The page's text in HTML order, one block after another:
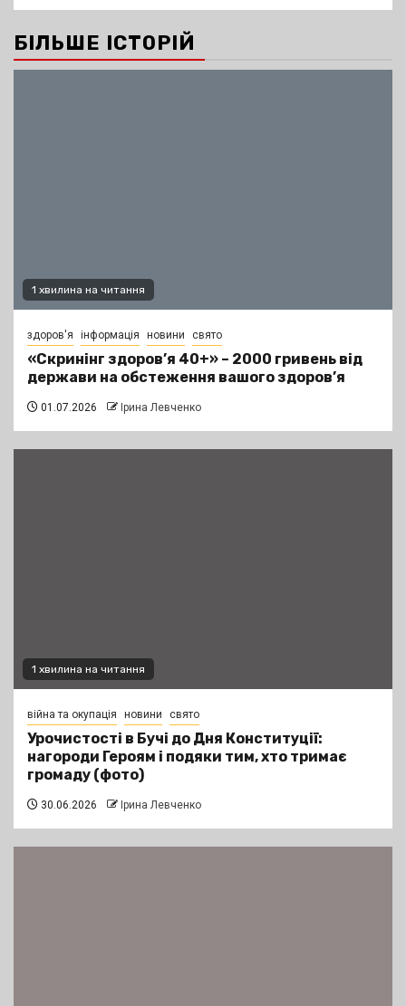
БІЛЬШЕ ІСТОРІЙ
1 хвилина на читання
здоров'я інформація новини свято
«Скринінг здоров’я 40+» – 2000 гривень від
держави на обстеження вашого здоров’я
01.07.2026 Ірина Левченко
1 хвилина на читання
війна та окупація новини свято
Урочистості в Бучі до Дня Конституції:
нагороди Героям і подяки тим, хто тримає
громаду (фото)
30.06.2026 Ірина Левченко